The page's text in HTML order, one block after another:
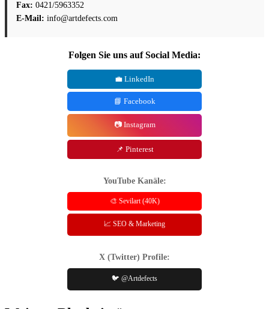
Fax: 0421/5963352
E-Mail: info@artdefects.com
Folgen Sie uns auf Social Media:
💼 LinkedIn
📘 Facebook
📷 Instagram
📌 Pinterest
YouTube Kanäle:
🎨 Sevilart (40K)
📈 SEO & Marketing
X (Twitter) Profile:
🐦 @Artdefects